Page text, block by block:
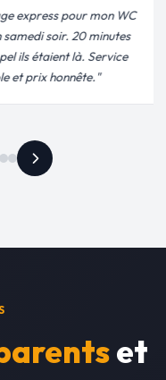
de mon chauffe-eau en
Équipe très pro, devis
propre. Je
vivement."
et